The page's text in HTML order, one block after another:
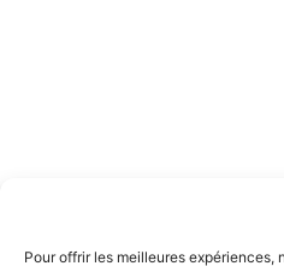
Pour offrir les meilleures